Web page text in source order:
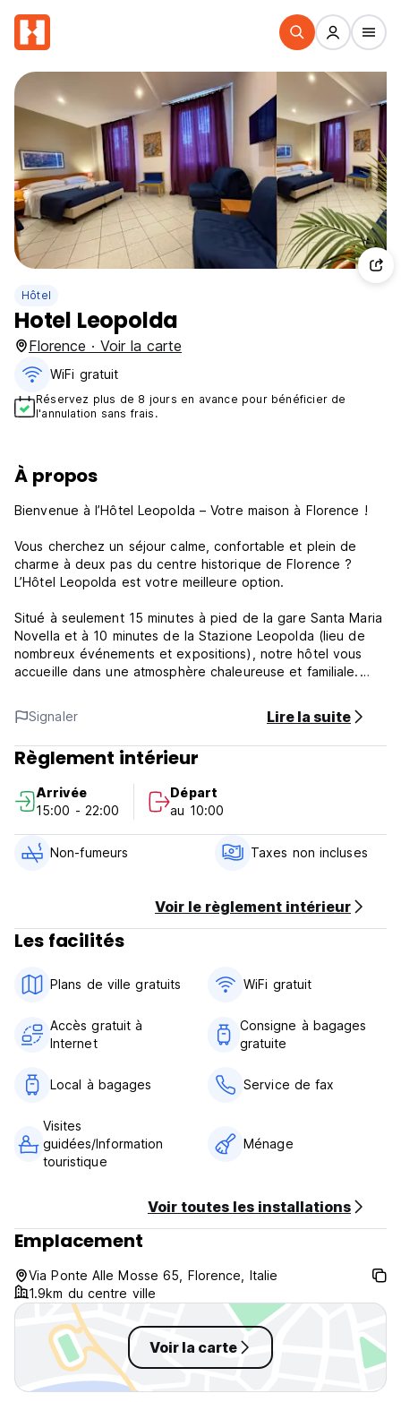
Hôtel
Hotel Leopolda
Florence · Voir la carte
WiFi gratuit
Réservez plus de 8 jours en avance pour bénéficier de
l'annulation sans frais.
À propos
Bienvenue à l’Hôtel Leopolda – Votre maison à Florence !
Vous cherchez un séjour calme, confortable et plein de
charme à deux pas du centre historique de Florence ?
L’Hôtel Leopolda est votre meilleure option.
Situé à seulement 15 minutes à pied de la gare Santa Maria
Novella et à 10 minutes de la Stazione Leopolda (lieu de
nombreux événements et expositions), notre hôtel vous
accueille dans une atmosphère chaleureuse et familiale.
🛏️ Choisissez parmi des chambres doubles, triples ou
mansardées – toutes insonorisées, avec des fenêtres
performantes et une climatisation entièrement neuve.
📶 Wi-Fi gratuit dans tout l’établissement.
❄️ Profitez de nuits fraîches et calmes grâce à notre
système de climatisation puissant.
🌙 Dormez en toute tranquillité – toutes nos chambres sont
soigneusement insonorisées.
Que vous veniez pour l’art, la mode, la gastronomie ou le
service professionnel.
Réservez dès maintenant et découvrez Florence depuis un
endroit unique !
Signaler Lire la suite
Règlement intérieur
Arrivée
15:00 - 22:00
Départ
au 10:00
Non-fumeurs Taxes non incluses
Voir le règlement intérieur
Les facilités
Plans de ville gratuits WiFi gratuit
Accès gratuit à
Internet
Consigne à bagages
gratuite
Local à bagages Service de fax
Visites
guidées/Information
touristique
Ménage
Voir toutes les installations
Emplacement
Via Ponte Alle Mosse 65, Florence, Italie
1.9km du centre ville
Voir la carte